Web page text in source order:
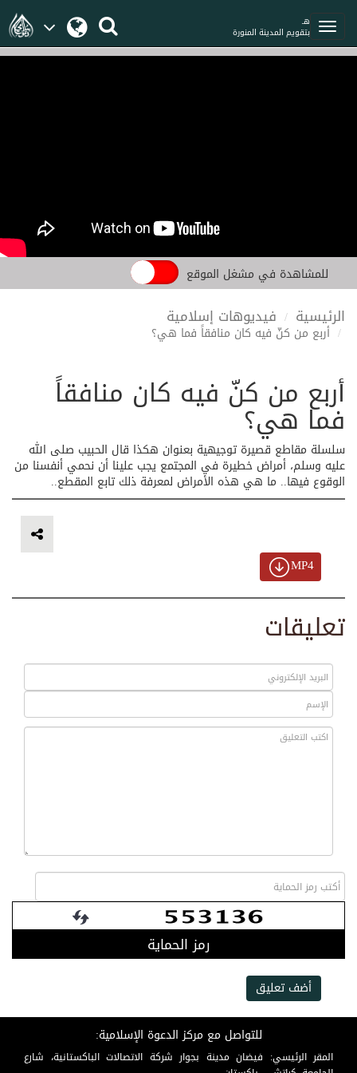
هـ
بتقويم المدينة المنورة
للمشاهدة في مشغل الموقع
الرئيسية فيديوهات إسلامية
أربع من كنّ فيه كان منافقاً فما هي؟
أربع من كنّ فيه كان منافقاً
فما هي؟
سلسلة مقاطع قصيرة توجيهية بعنوان هكذا قال الحبيب صلى الله
عليه وسلم، أمراض خطيرة في المجتمع يجب علينا أن نحمي أنفسنا من
الوقوع فيها.. ما هي هذه الأمراض لمعرفة ذلك تابع المقطع..
MP4
تعليقات
رمز الحماية
أضف تعليق
للتواصل مع مركز الدعوة الإسلامية:
المقر الرئيسي: فيضان مدينة بجوار شركة الاتصالات الباكستانية، شارع